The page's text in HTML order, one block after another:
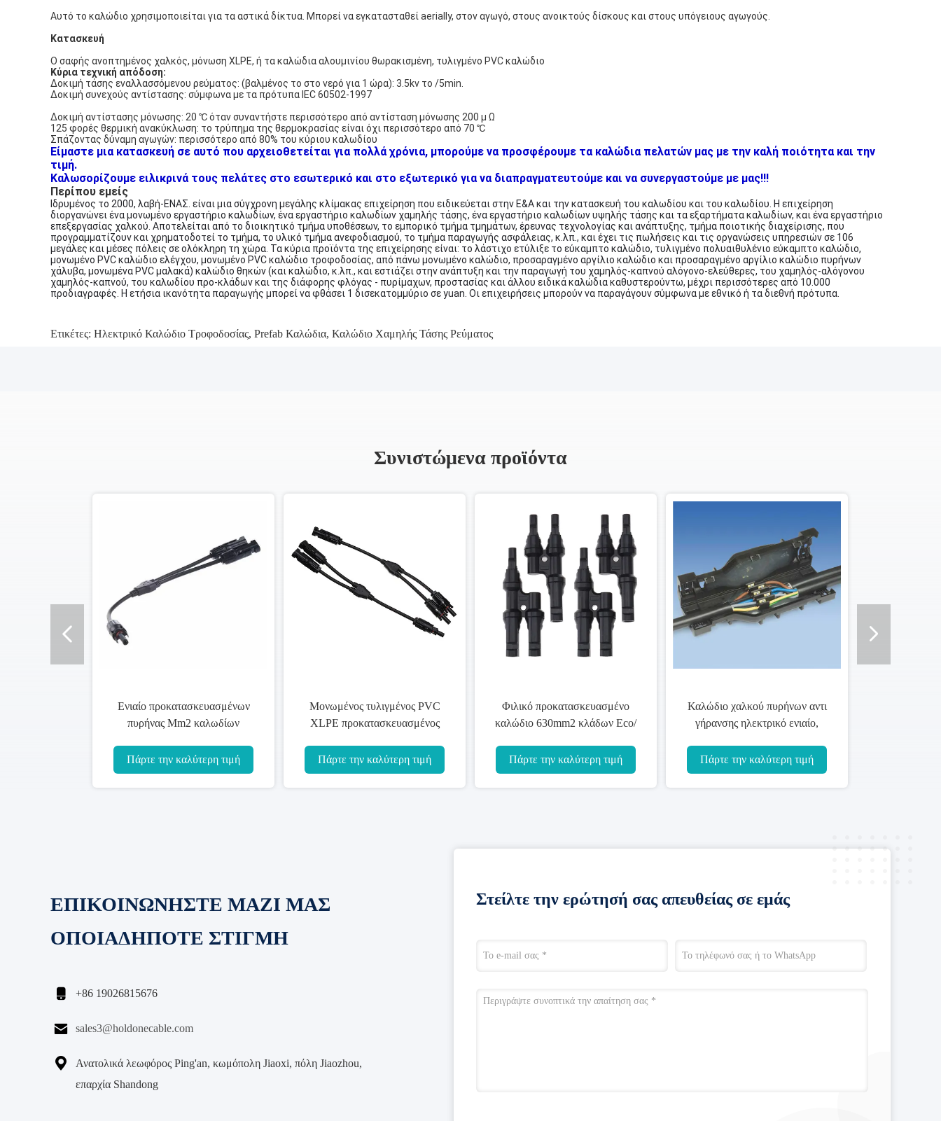
Αυτό το καλώδιο χρησιμοποιείται για τα αστικά δίκτυα. Μπορεί να εγκατασταθεί aerially, στον αγωγό, στους ανοικτούς δίσκους και στους υπόγειους αγωγούς.
Κατασκευή
Ο σαφής ανοπτημένος χαλκός, μόνωση XLPE, ή τα καλώδια αλουμινίου θωρακισμένη, τυλιγμένο PVC καλώδιο
Κύρια τεχνική απόδοση:
Δοκιμή τάσης εναλλασσόμενου ρεύματος: (βαλμένος το στο νερό για 1 ώρα): 3.5kv το /5min.
Δοκιμή συνεχούς αντίστασης: σύμφωνα με τα πρότυπα IEC 60502-1997
Δοκιμή αντίστασης μόνωσης: 20 ℃ όταν συναντήστε περισσότερο από αντίσταση μόνωσης 200 μ Ω
125 φορές θερμική ανακύκλωση: το τρύπημα της θερμοκρασίας είναι όχι περισσότερο από 70 ℃
Σπάζοντας δύναμη αγωγών: περισσότερο από 80% του κύριου καλωδίου
Είμαστε μια κατασκευή σε αυτό που αρχειοθετείται για πολλά χρόνια, μπορούμε να προσφέρουμε τα καλώδια πελατών μας με την καλή ποιότητα και την
τιμή.
Καλωσορίζουμε ειλικρινά τους πελάτες στο εσωτερικό και στο εξωτερικό για να διαπραγματευτούμε και να συνεργαστούμε με μας!!!
Περίπου εμείς
Ιδρυμένος το 2000, λαβή-ΕΝΑΣ. είναι μια σύγχρονη μεγάλης κλίμακας επιχείρηση που ειδικεύεται στην Ε&Α και την κατασκευή του καλωδίου και του καλωδίου. Η επιχείρηση
διοργανώνει ένα μονωμένο εργαστήριο καλωδίων, ένα εργαστήριο καλωδίων χαμηλής τάσης, ένα εργαστήριο καλωδίων υψηλής τάσης και τα εξαρτήματα καλωδίων, και ένα εργαστήριο
επεξεργασίας χαλκού. Αποτελείται από το διοικητικό τμήμα υποθέσεων, το εμπορικό τμήμα τμημάτων, έρευνας τεχνολογίας και ανάπτυξης, τμήμα ποιοτικής διαχείρισης, που
προγραμματίζουν και χρηματοδοτεί το τμήμα, το υλικό τμήμα ανεφοδιασμού, το τμήμα παραγωγής ασφάλειας, κ.λπ., και έχει τις πωλήσεις και τις οργανώσεις υπηρεσιών σε 106
μεγάλες και μέσες πόλεις σε ολόκληρη τη χώρα. Τα κύρια προϊόντα της επιχείρησης είναι: το λάστιχο ετύλιξε το εύκαμπτο καλώδιο, τυλιγμένο πολυαιθυλένιο εύκαμπτο καλώδιο,
μονωμένο PVC καλώδιο ελέγχου, μονωμένο PVC καλώδιο τροφοδοσίας, από πάνω μονωμένο καλώδιο, προσαραγμένο αργίλιο καλώδιο και προσαραγμένο αργίλιο καλώδιο πυρήνων
χάλυβα, μονωμένα PVC μαλακά) καλώδιο θηκών (και καλώδιο, κ.λπ., και εστιάζει στην ανάπτυξη και την παραγωγή του χαμηλός-καπνού αλόγονο-ελεύθερες, του χαμηλός-αλόγονου
χαμηλός-καπνού, του καλωδίου προ-κλάδων και της διάφορης φλόγας - πυρίμαχων, προστασίας και άλλου ειδικά καλώδια καθυστερούντω, μέχρι περισσότερες από 10.000
προδιαγραφές. Η ετήσια ικανότητα παραγωγής μπορεί να φθάσει 1 δισεκατομμύριο σε yuan. Οι επιχειρήσεις μπορούν να παραγάγουν σύμφωνα με εθνικό ή τα διεθνή πρότυπα.
Ετικέτες: Ηλεκτρικό Καλώδιο Τροφοδοσίας, Prefab Καλώδια, Καλώδιο Χαμηλής Τάσης Ρεύματος
Συνιστώμενα προϊόντα
Ενιαίο προκατασκευασμένων
πυρήνας Mm2 καλωδίων
οποιοδήποτε χρώμα
Πάρτε την καλύτερη τιμή
Μονωμένος τυλιγμένος PVC
XLPE προκατασκευασμένος
ConductorA cOem
Πάρτε την καλύτερη τιμή
Φιλικό προκατασκευασμένο
καλώδιο 630mm2 κλάδων Eco/
95mm2
Πάρτε την καλύτερη τιμή
Καλώδιο χαλκού πυρήνων αντι
γήρανσης ηλεκτρικό ενιαίο,
αργιλίου
Πάρτε την καλύτερη τιμή
ΕΠΙΚΟΙΝΩΝΗΣΤΕ ΜΑΖΙ ΜΑΣ
ΟΠΟΙΑΔΗΠΟΤΕ ΣΤΙΓΜΗ
 +86 19026815676
 sales3@holdonecable.com

Ανατολικά λεωφόρος Ping'an, κωμόπολη Jiaoxi, πόλη Jiaozhou,
επαρχία Shandong
Στείλτε την ερώτησή σας απευθείας σε εμάς